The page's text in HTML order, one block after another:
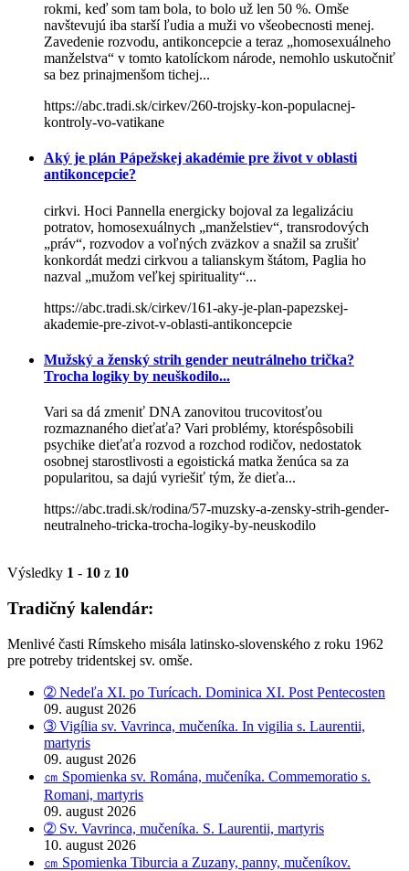
rokmi, keď som tam bola, to bolo už len 50 %. Omše
navštevujú iba starší ľudia a muži vo všeobecnosti menej.
Zavedenie rozvodu, antikoncepcie a teraz „homosexuálneho
manželstva“ v tomto katolíckom národe, nemohlo uskutočniť
sa bez prinajmenšom tichej...
https://abc.tradi.sk/cirkev/260-trojsky-kon-populacnej-
kontroly-vo-vatikane
Aký je plán Pápežskej akadémie pre život v oblasti
antikoncepcie?
cirkvi. Hoci Pannella energicky bojoval za legalizáciu
potratov, homosexuálnych „manželstiev“, transrodových
„práv“, rozvodov a voľných zväzkov a snažil sa zrušiť
konkordát medzi cirkvou a talianskym štátom, Paglia ho
nazval „mužom veľkej spirituality“...
https://abc.tradi.sk/cirkev/161-aky-je-plan-papezskej-
akademie-pre-zivot-v-oblasti-antikoncepcie
Mužský a ženský strih gender neutrálneho trička?
Trocha logiky by neuškodilo...
Vari sa dá zmeniť DNA zanovitou trucovitosťou
rozmaznaného dieťaťa? Vari problémy, ktoréspôsobili
psychike dieťaťa rozvod a rozchod rodičov, nedostatok
osobnej starostlivosti a egoistická matka ženúca sa za
popularitou, sa dajú vyriešiť tým, že dieťa...
https://abc.tradi.sk/rodina/57-muzsky-a-zensky-strih-gender-
neutralneho-tricka-trocha-logiky-by-neuskodilo
Výsledky 1 - 10 z 10
Tradičný kalendár:
Menlivé časti Rímskeho misála latinsko-slovenského z roku 1962
pre potreby tridentskej sv. omše.
➁ Nedeľa XI. po Turícach. Dominica XI. Post Pentecosten
09. august 2026
➂ Vigília sv. Vavrinca, mučeníka. In vigilia s. Laurentii,
martyris
09. august 2026
㎝ Spomienka sv. Romána, mučeníka. Commemoratio s.
Romani, martyris
09. august 2026
➁ Sv. Vavrinca, mučeníka. S. Laurentii, martyris
10. august 2026
㎝ Spomienka Tiburcia a Zuzany, panny, mučeníkov.